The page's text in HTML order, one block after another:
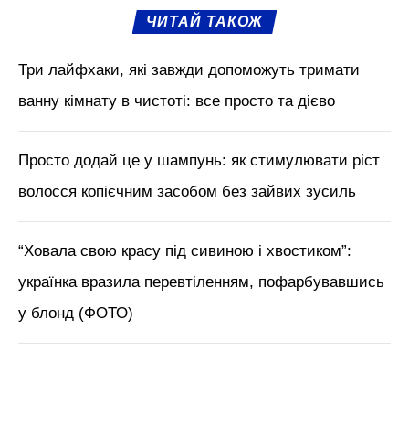
ЧИТАЙ ТАКОЖ
Три лайфхаки, які завжди допоможуть тримати
ванну кімнату в чистоті: все просто та дієво
Просто додай це у шампунь: як стимулювати ріст
волосся копієчним засобом без зайвих зусиль
“Ховала свою красу під сивиною і хвостиком”:
українка вразила перевтіленням, пофарбувавшись
у блонд (ФОТО)